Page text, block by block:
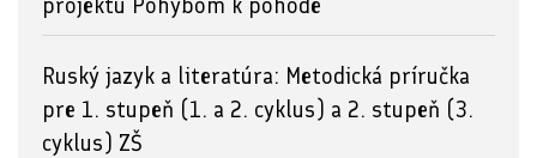
Ruský jazyk a literatúra: Metodická príručka
pre 1. stupeň (1. a 2. cyklus) a 2. stupeň (3.
cyklus) ZŠ